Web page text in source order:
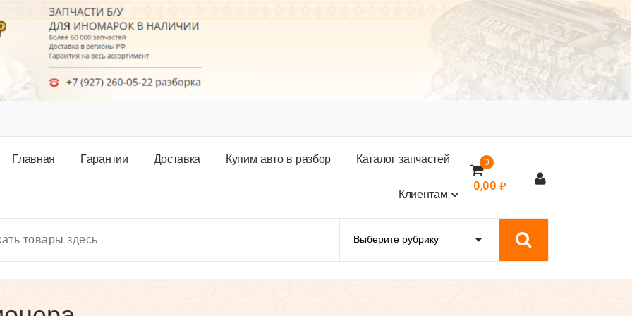
Главная Гарантии Доставка Купим авто в разбор Каталогзапчастей
Клиентам
0
0,00 ₽